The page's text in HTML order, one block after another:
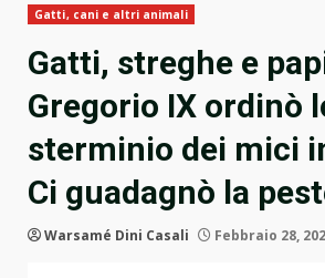
Gatti, cani e altri animali
Gatti, streghe e
Gregorio IX ordinò
sterminio dei mici
Ci guadagnò la
Warsamé Dini Casali Febbraio 28,